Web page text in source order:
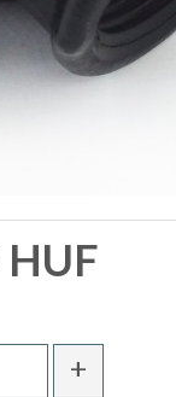
HUF
+